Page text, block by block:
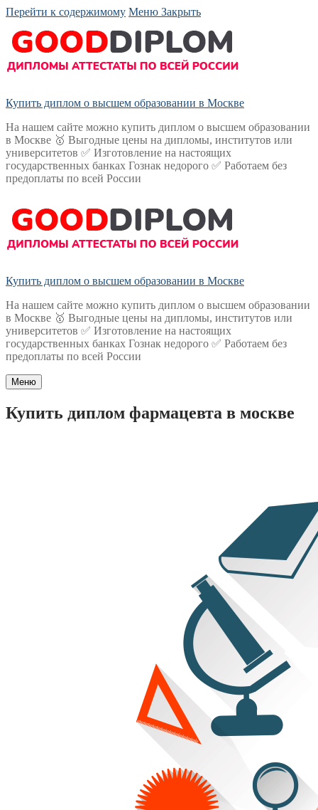
Перейти к содержимому Меню Закрыть
Купить диплом о высшем образовании в Москве
На нашем сайте можно купить диплом о высшем образовании
в Москве 🥇 Выгодные цены на дипломы, институтов или
университетов ✅ Изготовление на настоящих
государственных банках Гознак недорого ✅ Работаем без
предоплаты по всей России
Купить диплом о высшем образовании в Москве
На нашем сайте можно купить диплом о высшем образовании
в Москве 🥇 Выгодные цены на дипломы, институтов или
университетов ✅ Изготовление на настоящих
государственных банках Гознак недорого ✅ Работаем без
предоплаты по всей России
Меню
Купить диплом фармацевта в москве